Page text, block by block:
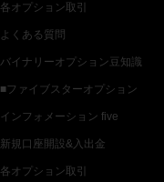
各オプション取引
よくある質問
バイナリーオプション豆知識
■ファイブスターオプション
インフォメーション five
新規口座開設&入出金
各オプション取引